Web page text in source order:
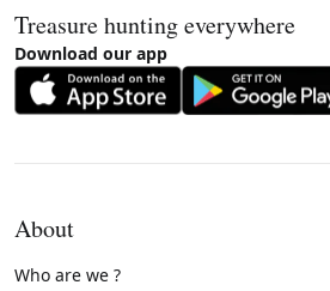
Treasure hunting everywhere
Download our app
About
Who are we ?